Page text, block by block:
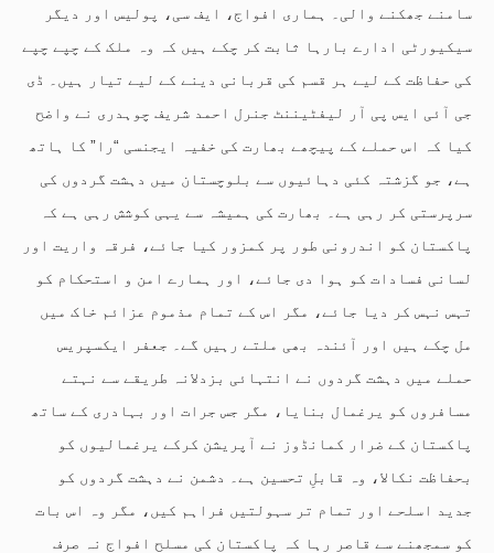
سامنے جھکنے والی۔ ہماری افواج، ایف سی، پولیس اور دیگر
سیکیورٹی ادارے بارہا ثابت کر چکے ہیں کہ وہ ملک کے چپے چپے
کی حفاظت کے لیے ہر قسم کی قربانی دینے کے لیے تیار ہیں۔ ڈی
جی آئی ایس پی آر لیفٹیننٹ جنرل احمد شریف چوہدری نے واضح
کیا کہ اس حملے کے پیچھے بھارت کی خفیہ ایجنسی “را” کا ہاتھ
ہے، جو گزشتہ کئی دہائیوں سے بلوچستان میں دہشت گردوں کی
سرپرستی کر رہی ہے۔ بھارت کی ہمیشہ سے یہی کوشش رہی ہے کہ
پاکستان کو اندرونی طور پر کمزور کیا جائے، فرقہ واریت اور
لسانی فسادات کو ہوا دی جائے، اور ہمارے امن و استحکام کو
تہس نہس کر دیا جائے، مگر اس کے تمام مذموم عزائم خاک میں
مل چکے ہیں اور آئندہ بھی ملتے رہیں گے۔ جعفر ایکسپریس
حملے میں دہشت گردوں نے انتہائی بزدلانہ طریقے سے نہتے
مسافروں کو یرغمال بنایا، مگر جس جرات اور بہادری کے ساتھ
پاکستان کے ضرار کمانڈوز نے آپریشن کرکے یرغمالیوں کو
بحفاظت نکالا، وہ قابلِ تحسین ہے۔ دشمن نے دہشت گردوں کو
جدید اسلحے اور تمام تر سہولتیں فراہم کیں، مگر وہ اس بات
کو سمجھنے سے قاصر رہا کہ پاکستان کی مسلح افواج نہ صرف